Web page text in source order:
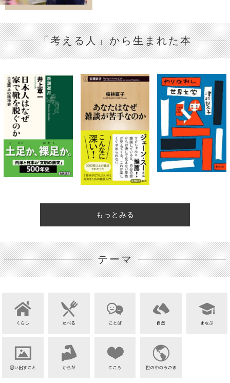
「考える人」から生まれた本
もっとみる
テーマ